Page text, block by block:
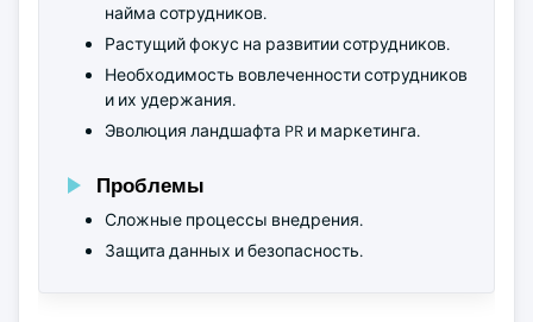
найма сотрудников.
Растущий фокус на развитии сотрудников.
Необходимость вовлеченности сотрудников
и их удержания.
Эволюция ландшафта PR и маркетинга.
Проблемы
Сложные процессы внедрения.
Защита данных и безопасность.